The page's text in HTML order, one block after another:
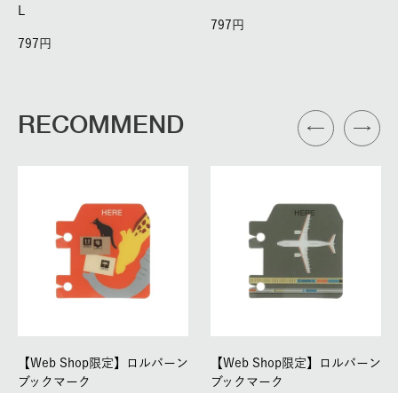
797
797
RECOMMEND
【Web Shop限定】ロルバーン
ブックマーク
【Web Shop限定】ロルバーン
ブックマーク